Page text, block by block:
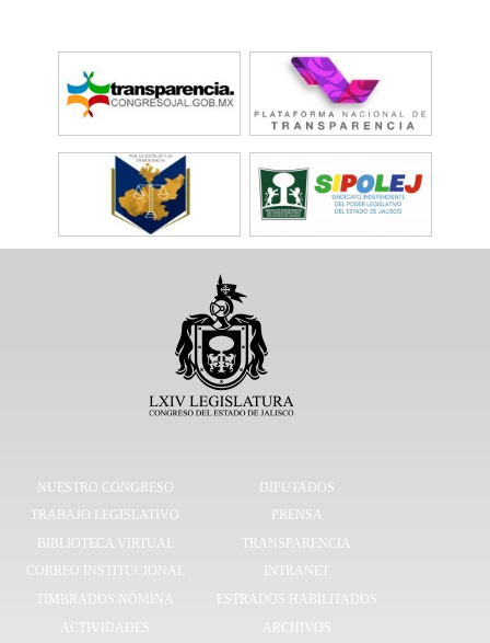
NUESTRO CONGRESO
DIPUTADOS
TRABAJO LEGISLATIVO
PRENSA
BIBLIOTECA VIRTUAL
TRANSPARENCIA
CORREO INSTITUCIONAL
INTRANET
TIMBRADOS NÓMINA
ESTRADOS HABILITADOS
ACTIVIDADES
ARCHIVOS